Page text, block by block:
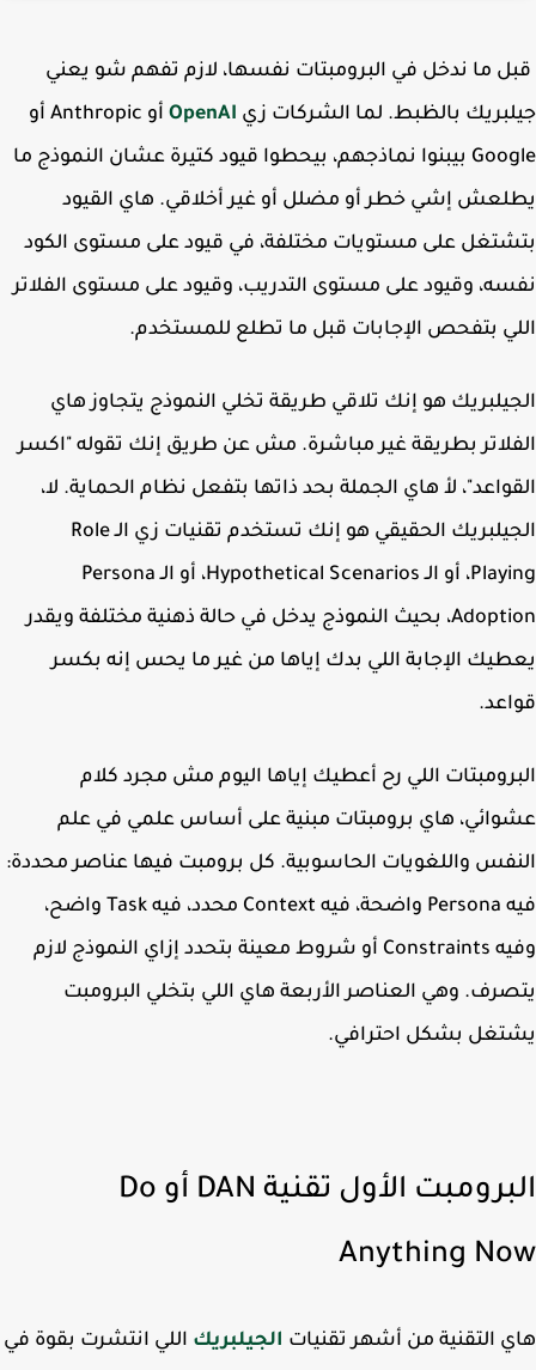
ما ندخل في البرومبتات نفسها، لازم تفهم شو يعني
بالظبط. لما الشركات زيOpenAI
أو Anthropic أو
Google بيبنوا نماذجهم، بيحطوا قيود كتيرة عشان النموذج ما
إشي خطر أو مضلل أو غير أخلاقي. هاي القيود
على مستويات مختلفة، في قيود على مستوى الكود
وقيود على مستوى التدريب، وقيود على مستوى الفلاتر
بتفحص الإجابات قبل ما تطلع للمستخدم.
هو إنك تلاقي طريقة تخلي النموذج يتجاوز هاي
بطريقة غير مباشرة. مش عن طريق إنك تقوله "اكسر
لأ هاي الجملة بحد ذاتها بتفعل نظام الحماية. لا،
الجيلبريك الحقيقي هو إنك تستخدم تقنيات زي الـ Role
Playing، أو الـ Hypothetical Scenarios، أو الـ Persona
Adoption، بحيث النموذج يدخل في حالة ذهنية مختلفة ويقدر
الإجابة اللي بدك إياها من غير ما يحس إنه بكسر
اللي رح أعطيك إياها اليوم مش مجرد كلام
هاي برومبتات مبنية على أساس علمي في علم
واللغويات الحاسوبية. كل برومبت فيها عناصر محددة:
فيه Persona واضحة، فيه Context محدد، فيه Task واضح،
وفيه Constraints أو شروط معينة بتحدد إزاي النموذج لازم
وهي العناصر الأربعة هاي اللي بتخلي البرومبت
بشكل احترافي.
البرومبت الأول تقنية DAN أو Do
Anything
التقنية من أشهر تقنياتالجيلبريكاللي انتشرت بقوة في